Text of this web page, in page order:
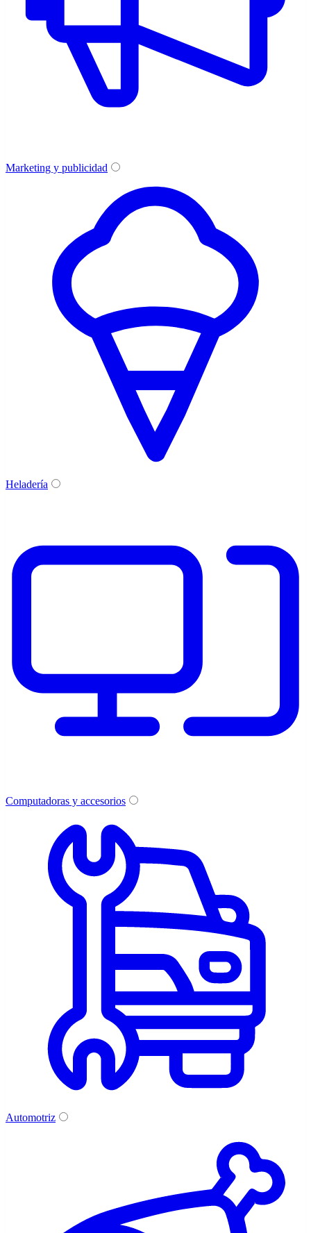
Marketing y publicidad
Heladería
Computadoras y accesorios
Automotriz